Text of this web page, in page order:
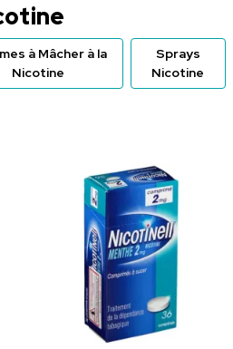
à Mâcher à la
Nicotine
Sprays
Nicotine